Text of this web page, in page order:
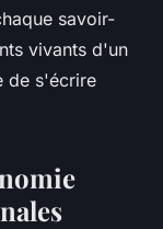
savoir-
vivants d'un
de s'écrire